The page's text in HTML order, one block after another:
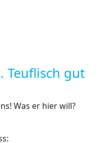
Teuflisch gut
Was er hier will?